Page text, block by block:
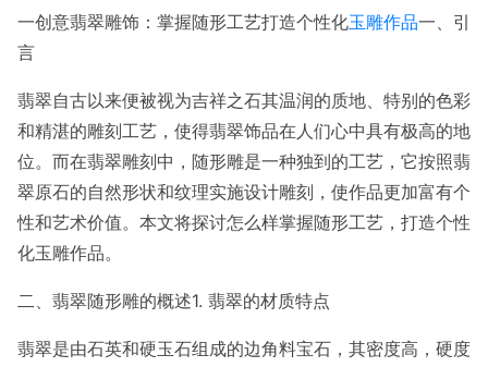
一创意翡翠雕饰：掌握随形工艺打造个性化玉雕作品一、引
言
翡翠自古以来便被视为吉祥之石其温润的质地、特别的色彩
和精湛的雕刻工艺，使得翡翠饰品在人们心中具有极高的地
位。而在翡翠雕刻中，随形雕是一种独到的工艺，它按照翡
翠原石的自然形状和纹理实施设计雕刻，使作品更加富有个
性和艺术价值。本文将探讨怎么样掌握随形工艺，打造个性
化玉雕作品。
二、翡翠随形雕的概述1. 翡翠的材质特点
翡翠是由石英和硬玉石组成的边角料宝石，其密度高，硬度